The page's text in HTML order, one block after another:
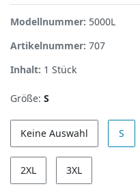
Modellnummer: 5000L
Artikelnummer: 707
Inhalt: 1 Stück
Größe: S
Keine Auswahl S
2XL 3XL